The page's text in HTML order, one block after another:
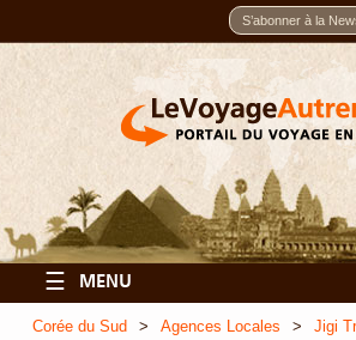
☰ MENU
Corée du Sud Agences Locales
Jigi